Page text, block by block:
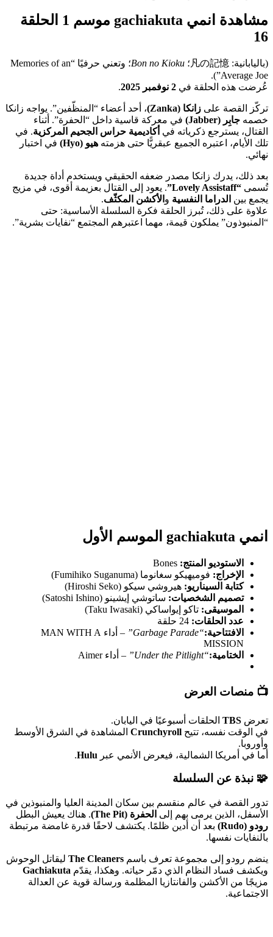
مشاهدة انمي gachiakuta موسم 1 الحلقة
16
(باليابانية: 凡の記憶؛ Bon no Kioku
؛ وتعني حرفيًا “Memories of an
Average Joe”).
عُرضت هذه الحلقة في 2 نوفمبر 2025 .
تركّز القصة على زانكا (Zanka)
، أحد أعضاء “المنظّفين”. يواجه زانكا
خصمه جابِر (Jabber)
في معركة قاسية داخل “الحفرة”. أثناء
القتال، يسترجع ذكرياته في أكاديمية حراس الجحيم المركزية. في
تلك الأيام، اعتبره الجميع عبقريًّا حتى هزمته هيو (Hyo)
في اختبار
نهائي.
بعد ذلك، يدرك زانكا مصدر ضعفه الحقيقي ويستخدم أداة جديدة
تُسمى “Lovely Assistaff”
. يعود إلى القتال بعزيمة أقوى، في مزيج
يجمع بين الدراما النفسية و الأكشن المكثّف.
علاوة على ذلك، تُبرز الحلقة فكرة السلسلة الأساسية: حتى
“المنبوذون” يملكون قيمة، مهما اعتبرهم المجتمع “نفايات بشرية”.
انمي gachiakuta الموسم الأول
الاستوديو المنتج:
الإخراج: فوميهيكو سغانوما (Fumihiko Suganuma)
كتابة السيناريو: هيروشي سيكو (Hiroshi Seko)
تصميم الشخصيات: ساتوشي إيشينو (Satoshi Ishino)
الموسيقى: تاكو إيواساكي (Taku Iwasaki)
عدد الحلقات:
الافتتاحية:“Garbage Parade”
– أداء MAN WITH A
MISSION
الختامية:“Under the Pitlight” – أداء Aimer
📺 منصات العرض
تعرض TBS الحلقات أسبوعيًا في اليابان.
في الوقت نفسه، تتيح Crunchyroll المشاهدة في الشرق الأوسط
وأوروبا.
أما في أمريكا الشمالية، فيعرض الأنمي عبر Hulu
.
🧩 نبذة عن السلسلة
تدور القصة في عالم منقسم بين سكان المدينة العليا والمنبوذين في
الأسفل، الذين يرمى بهم إلى الحفرة (The Pit)
. هناك يعيش البطل
رودو (Rudo)
بعد أن أدين ظلمًا. يكتشف لاحقًا قدرة غامضة مرتبطة
بالنفايات نفسها.
ينضم رودو إلى مجموعة تعرف باسم The Cleaners ليقاتل الوحوش
ويكشف فساد النظام الذي دمّر حياته. وهكذا، يقدّم Gachiakuta
مزيجًا من الأكشن والفانتازيا المظلمة ورسالة قوية عن العدالة
الاجتماعية.